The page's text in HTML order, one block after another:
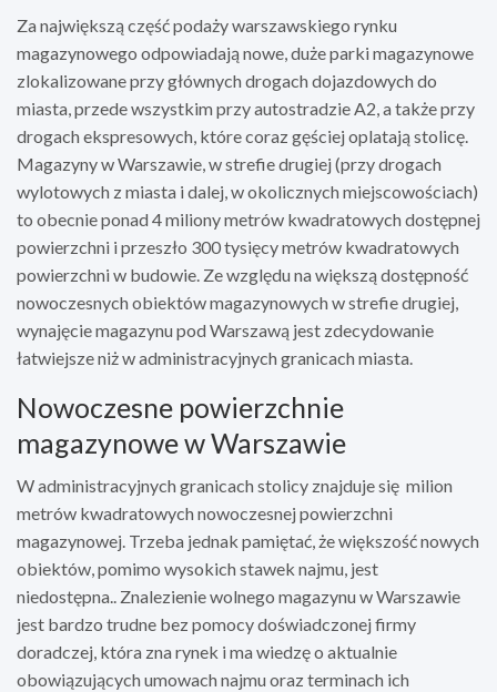
Za największą część podaży warszawskiego rynku
magazynowego odpowiadają nowe, duże parki magazynowe
zlokalizowane przy głównych drogach dojazdowych do
miasta, przede wszystkim przy autostradzie A2, a także przy
drogach ekspresowych, które coraz gęściej oplatają stolicę.
Magazyny w Warszawie, w strefie drugiej (przy drogach
wylotowych z miasta i dalej, w okolicznych miejscowościach)
to obecnie ponad 4 miliony metrów kwadratowych dostępnej
powierzchni i przeszło 300 tysięcy metrów kwadratowych
powierzchni w budowie. Ze względu na większą dostępność
nowoczesnych obiektów magazynowych w strefie drugiej,
wynajęcie magazynu pod Warszawą jest zdecydowanie
łatwiejsze niż w administracyjnych granicach miasta.
Nowoczesne powierzchnie
magazynowe w Warszawie
W administracyjnych granicach stolicy znajduje się milion
metrów kwadratowych nowoczesnej powierzchni
magazynowej. Trzeba jednak pamiętać, że większość nowych
obiektów, pomimo wysokich stawek najmu, jest
niedostępna.. Znalezienie wolnego magazynu w Warszawie
jest bardzo trudne bez pomocy doświadczonej firmy
doradczej, która zna rynek i ma wiedzę o aktualnie
obowiązujących umowach najmu oraz terminach ich